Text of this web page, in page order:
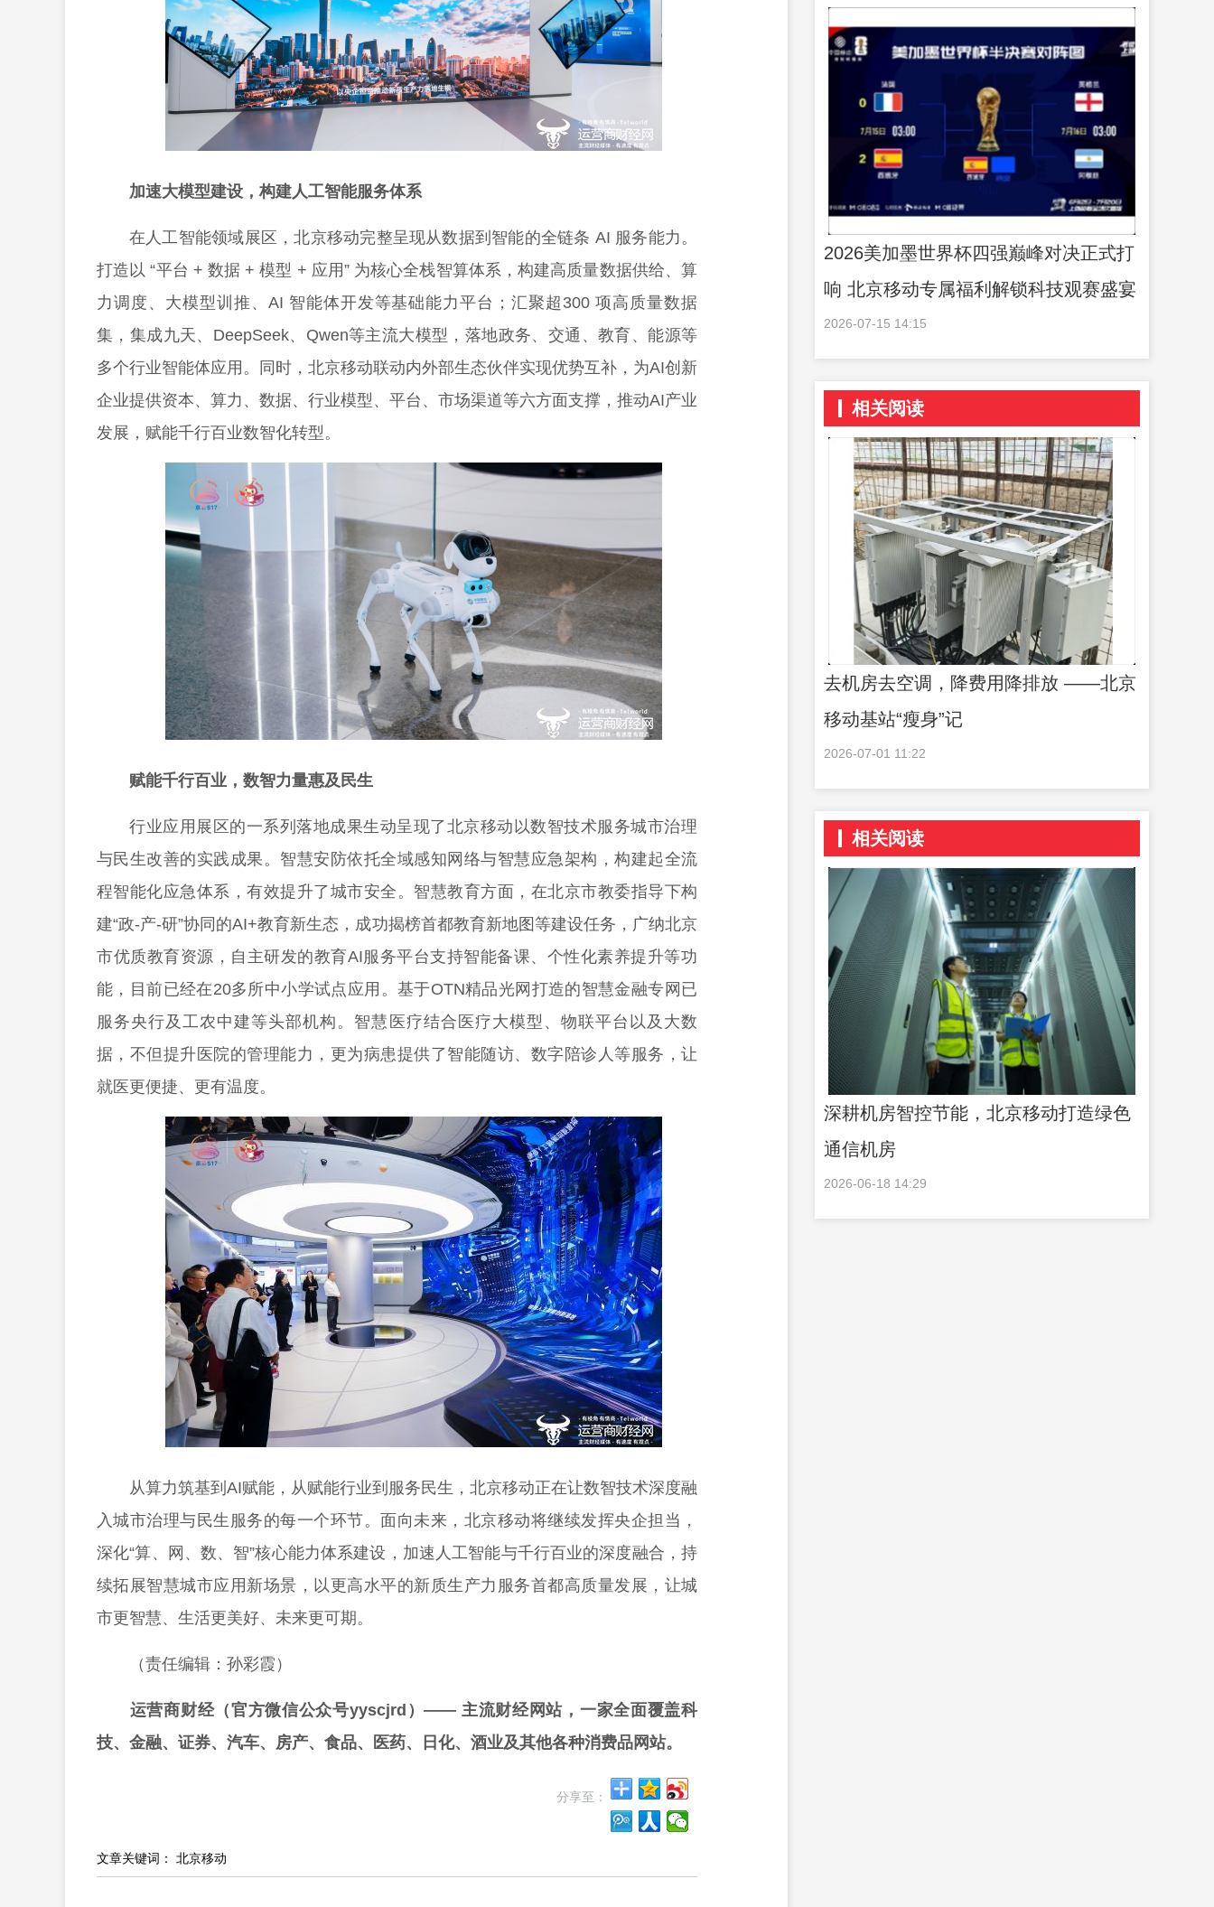
加速大模型建设，构建人工智能服务体系
在人工智能领域展区，北京移动完整呈现从数据到智能的全链条 AI 服务能力。
打造以 “平台 + 数据 + 模型 + 应用” 为核心全栈智算体系，构建高质量数据供给、算
力调度、大模型训推、AI 智能体开发等基础能力平台；汇聚超300 项高质量数据
集，集成九天、DeepSeek、Qwen等主流大模型，落地政务、交通、教育、能源等
多个行业智能体应用。同时，北京移动联动内外部生态伙伴实现优势互补，为AI创新
企业提供资本、算力、数据、行业模型、平台、市场渠道等六方面支撑，推动AI产业
发展，赋能千行百业数智化转型。
赋能千行百业，数智力量惠及民生
行业应用展区的一系列落地成果生动呈现了北京移动以数智技术服务城市治理
与民生改善的实践成果。智慧安防依托全域感知网络与智慧应急架构，构建起全流
程智能化应急体系，有效提升了城市安全。智慧教育方面，在北京市教委指导下构
建“政-产-研”协同的AI+教育新生态，成功揭榜首都教育新地图等建设任务，广纳北京
市优质教育资源，自主研发的教育AI服务平台支持智能备课、个性化素养提升等功
能，目前已经在20多所中小学试点应用。基于OTN精品光网打造的智慧金融专网已
服务央行及工农中建等头部机构。智慧医疗结合医疗大模型、物联平台以及大数
据，不但提升医院的管理能力，更为病患提供了智能随访、数字陪诊人等服务，让
就医更便捷、更有温度。
从算力筑基到AI赋能，从赋能行业到服务民生，北京移动正在让数智技术深度融
入城市治理与民生服务的每一个环节。面向未来，北京移动将继续发挥央企担当，
深化“算、网、数、智”核心能力体系建设，加速人工智能与千行百业的深度融合，持
续拓展智慧城市应用新场景，以更高水平的新质生产力服务首都高质量发展，让城
市更智慧、生活更美好、未来更可期。
（责任编辑：孙彩霞）
运营商财经（官方微信公众号yyscjrd）—— 主流财经网站，一家全面覆盖科
技、金融、证券、汽车、房产、食品、医药、日化、酒业及其他各种消费品网站。
分享至：
文章关键词： 北京移动
2026美加墨世界杯四强巅峰对决正式打
响 北京移动专属福利解锁科技观赛盛宴
2026-07-15 14:15
相关阅读
去机房去空调，降费用降排放 ——北京
移动基站“瘦身”记
2026-07-01 11:22
相关阅读
深耕机房智控节能，北京移动打造绿色
通信机房
2026-06-18 14:29